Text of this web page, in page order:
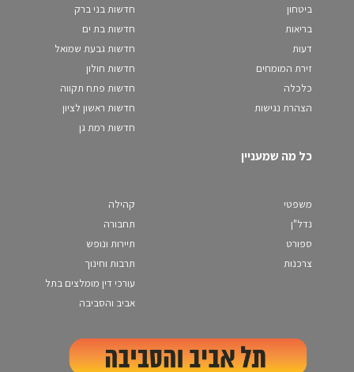
ביטחון
בריאות
דעות
זירת המומחים
כלכלה
הצהרת נגישות
חדשות בני ברק
חדשות בת ים
חדשות גבעת שמואל
חדשות חולון
חדשות פתח תקווה
חדשות ראשון לציון
חדשות רמת גן
כל מה שמעניין
משפטי
נדל"ן
ספורט
צרכנות
קהילה
תחבורה
תיירות ונופש
תרבות וחינוך
עורכי דין מומלצים בתל
אביב והסביבה